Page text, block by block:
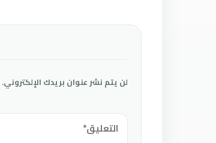
لن يتم نشر عنوان بريدك الإلكتروني.